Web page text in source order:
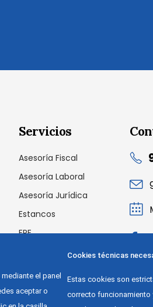
Servicios
Asesoría Fiscal
Asesoría Laboral
Asesoría Jurídica
Estancos
ERE
Auditoria Laboral
Outsourcing
el panel
aceptar o
Cookies técnicas
Estas cookies son
correcto funcionamiento